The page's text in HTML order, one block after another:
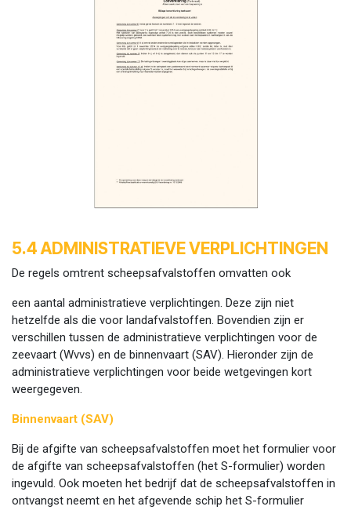
5.4 ADMINISTRATIEVE VERPLICHTINGEN
De regels omtrent scheepsafvalstoffen omvatten ook
een aantal administratieve verplichtingen. Deze zijn niet
hetzelfde als die voor landafvalstoffen. Bovendien zijn er
verschillen tussen de administratieve verplichtingen voor de
zeevaart (Wvvs) en de binnenvaart (SAV). Hieronder zijn de
administratieve verplichtingen voor beide wetgevingen kort
weergegeven.
Binnenvaart (SAV)
Bij de afgifte van scheepsafvalstoffen moet het formulier voor
de afgifte van scheepsafvalstoffen (het S-formulier) worden
ingevuld. Ook moeten het bedrijf dat de scheepsafvalstoffen in
ontvangst neemt en het afgevende schip het S-formulier